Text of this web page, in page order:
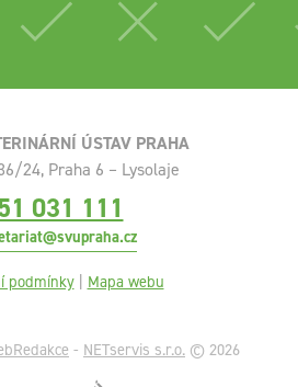
ÚSTAV PRAHA
24, Praha 6 – Lysolaje
031 111
podmínky | Mapa webu
- NETservis s.r.o. © 2026